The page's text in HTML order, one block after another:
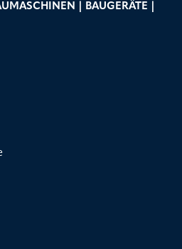
| BAUGERÄTE |